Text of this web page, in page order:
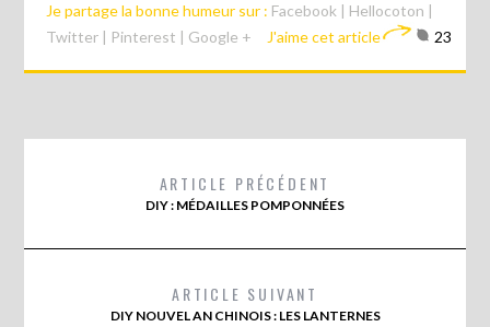
Je partage la bonne humeur sur : Facebook | Hellocoton |
Twitter | Pinterest | Google + J'aime cet article 23
ARTICLE PRÉCÉDENT
DIY : MÉDAILLES POMPONNÉES
ARTICLE SUIVANT
DIY NOUVEL AN CHINOIS : LES LANTERNES